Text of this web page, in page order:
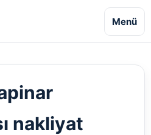
Menü
nakliyat